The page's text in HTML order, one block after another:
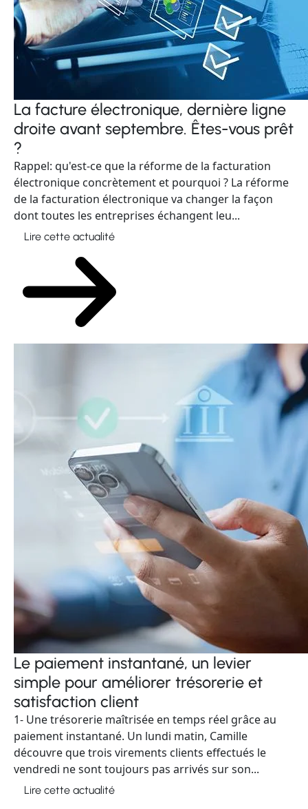
La facture électronique, dernière ligne
droite avant septembre. Êtes-vous prêt
?
Rappel: qu'est-ce que la réforme de la facturation
électronique concrètement et pourquoi ? La réforme
de la facturation électronique va changer la façon
dont toutes les entreprises échangent leu...
Lire cette actualité
Le paiement instantané, un levier
simple pour améliorer trésorerie et
satisfaction client
1- Une trésorerie maîtrisée en temps réel grâce au
paiement instantané. Un lundi matin, Camille
découvre que trois virements clients effectués le
vendredi ne sont toujours pas arrivés sur son...
Lire cette actualité